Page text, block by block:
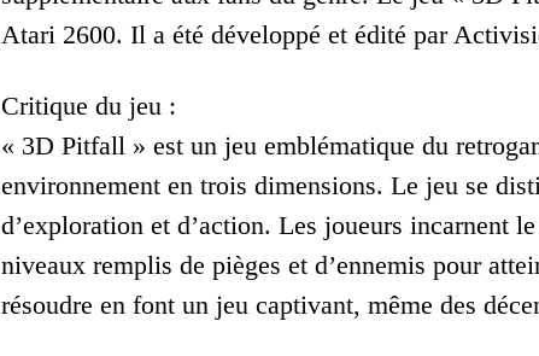
Atari 2600. Il a été développé et édité par
Critique du jeu :
« 3D Pitfall » est un jeu emblématique du
environnement en trois dimensions. Le jeu se
d’exploration et d’action. Les joueurs incarnent
niveaux remplis de pièges et d’ennemis pour
résoudre en font un jeu captivant, même des